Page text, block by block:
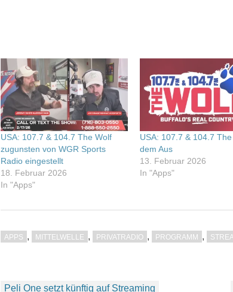
USA: 107.7 & 104.7 The Wolf
zugunsten von WGR Sports
Radio eingestellt
18. Februar 2026
In "Apps"
USA: 107.7 & 104.7
dem Aus
13. Februar 2026
In "Apps"
APPS , MITTELWELLE , PRIVATRADIO , PROGRAMM ,
Beitragsnavigation
Peli One setzt künftig auf Streaming